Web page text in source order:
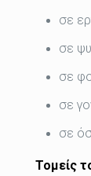
σε
σε
σε
σε
σε
Τομείς